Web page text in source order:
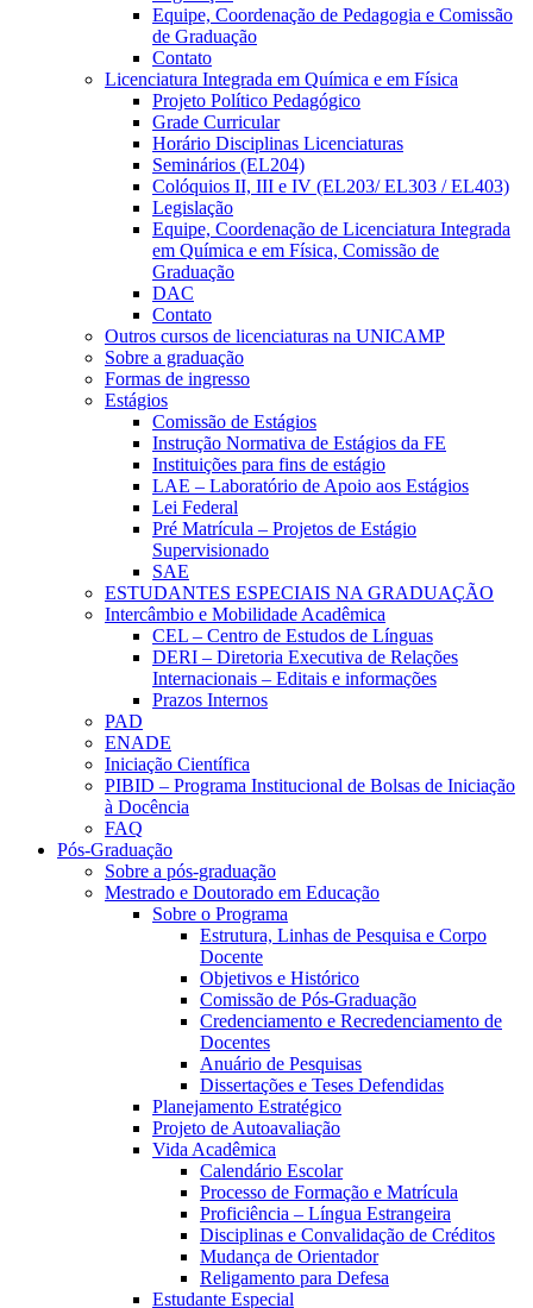
Equipe, Coordenação de Pedagogia e Comissão
de Graduação
Contato
Licenciatura Integrada em Química e em Física
Projeto Político Pedagógico
Grade Curricular
Horário Disciplinas Licenciaturas
Seminários (EL204)
Colóquios II, III e IV (EL203/ EL303 / EL403)
Legislação
Equipe, Coordenação de Licenciatura Integrada
em Química e em Física, Comissão de
Graduação
DAC
Contato
Outros cursos de licenciaturas na UNICAMP
Sobre a graduação
Formas de ingresso
Estágios
Comissão de Estágios
Instrução Normativa de Estágios da FE
Instituições para fins de estágio
LAE – Laboratório de Apoio aos Estágios
Lei Federal
Pré Matrícula – Projetos de Estágio
Supervisionado
SAE
ESTUDANTES ESPECIAIS NA GRADUAÇÃO
Intercâmbio e Mobilidade Acadêmica
CEL – Centro de Estudos de Línguas
DERI – Diretoria Executiva de Relações
Internacionais – Editais e informações
Prazos Internos
PAD
ENADE
Iniciação Científica
PIBID – Programa Institucional de Bolsas de Iniciação
à Docência
FAQ
Pós-Graduação
Sobre a pós-graduação
Mestrado e Doutorado em Educação
Sobre o Programa
Estrutura, Linhas de Pesquisa e Corpo
Docente
Objetivos e Histórico
Comissão de Pós-Graduação
Credenciamento e Recredenciamento de
Docentes
Anuário de Pesquisas
Dissertações e Teses Defendidas
Planejamento Estratégico
Projeto de Autoavaliação
Vida Acadêmica
Calendário Escolar
Processo de Formação e Matrícula
Proficiência – Língua Estrangeira
Disciplinas e Convalidação de Créditos
Mudança de Orientador
Religamento para Defesa
Estudante Especial